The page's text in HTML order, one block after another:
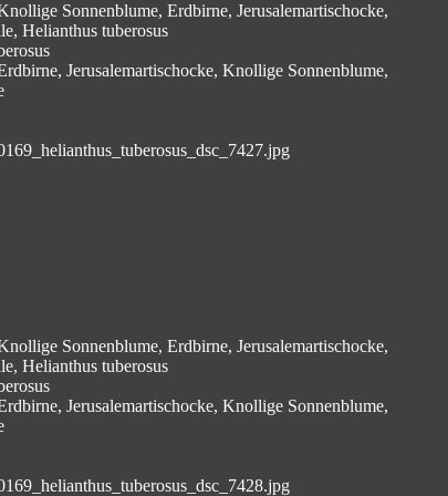
Sonnenblume, Erdbirne, Jerusalemartischocke,
Helianthus tuberosus
Jerusalemartischocke, Knollige Sonnenblume,
Sonnenblume, Erdbirne, Jerusalemartischocke,
Helianthus tuberosus
Jerusalemartischocke, Knollige Sonnenblume,